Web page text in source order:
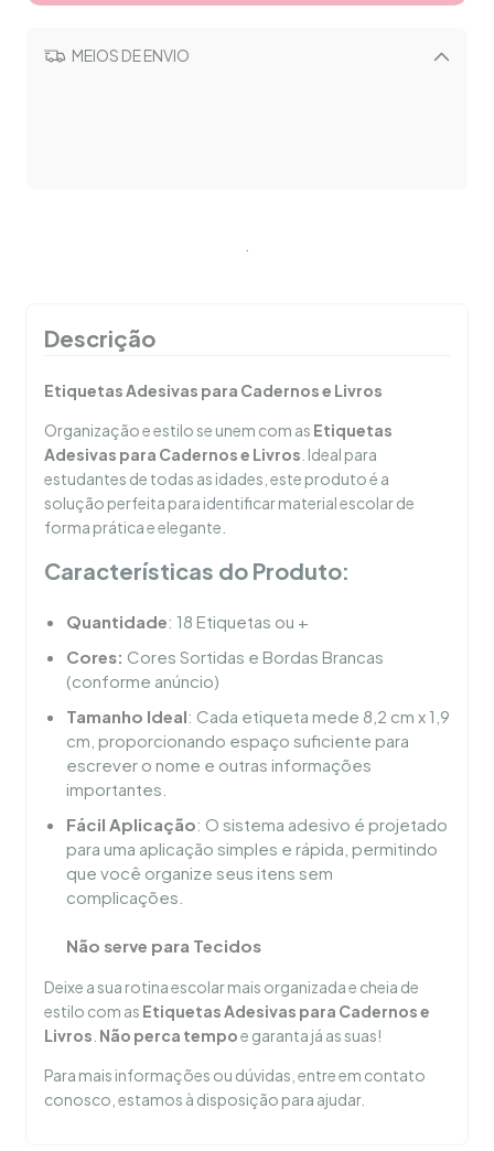
MEIOS DE ENVIO
Descrição
Etiquetas Adesivas para Cadernos e Livros
Organização e estilo se unem com as Etiquetas
Adesivas para Cadernos e Livros . Ideal para
estudantes de todas as idades, este produto é a
solução perfeita para identificar material escolar de
forma prática e elegante.
Características do Produto:
Quantidade: 18 Etiquetas ou +
Cores: Cores Sortidas e Bordas Brancas
(conforme anúncio)
Tamanho Ideal: Cada etiqueta mede 8,2 cm x 1,9
cm, proporcionando espaço suficiente para
escrever o nome e outras informações
importantes.
Fácil Aplicação: O sistema adesivo é projetado
para uma aplicação simples e rápida, permitindo
que você organize seus itens sem
complicações.
Não serve para Tecidos
Deixe a sua rotina escolar mais organizada e cheia de
estilo com as Etiquetas Adesivas para Cadernos e
Livros Não perca tempoe garanta já as suas!
Para mais informações ou dúvidas, entre em contato
conosco, estamos à disposição para ajudar.